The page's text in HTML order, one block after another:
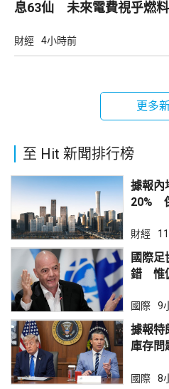
息63仙 未來電費視乎燃
財經 4小時前
更多
至 Hit 新聞排行榜
據報內
20%
財經
國際
錯 惟
國際 9
據報特
庫存問
國際 8